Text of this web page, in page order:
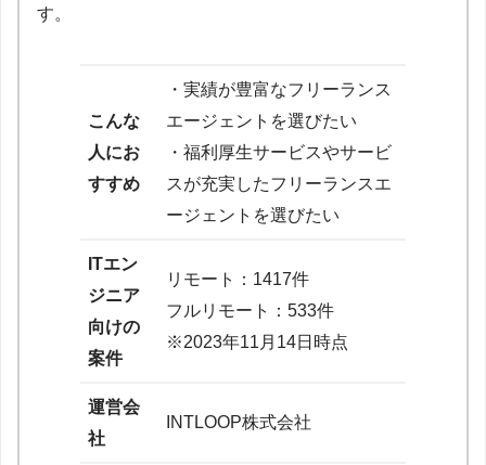
す。
こんな
人にお
すすめ
・実績が豊富なフリーランス
エージェントを選びたい
・福利厚生サービスやサービ
スが充実したフリーランスエ
ージェントを選びたい
ITエン
ジニア
向けの
案件
リモート：1417件
フルリモート：533件
※2023年11月14日時点
運営会
社
INTLOOP株式会社